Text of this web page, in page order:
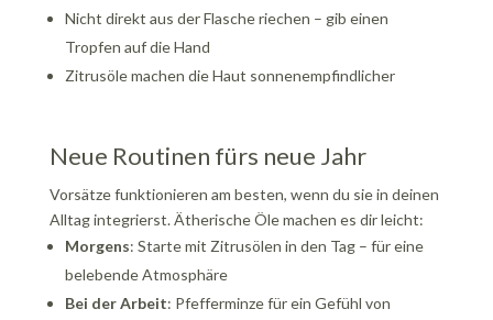
Nicht direkt aus der Flasche riechen – gib einen
Tropfen auf die Hand
Zitrusöle machen die Haut sonnenempfindlicher
Neue Routinen fürs neue Jahr
Vorsätze funktionieren am besten, wenn du sie in deinen
Alltag integrierst. Ätherische Öle machen es dir leicht:
Morgens: Starte mit Zitrusölen in den Tag – für eine
belebende Atmosphäre
Bei der Arbeit: Pfefferminze für ein Gefühl von